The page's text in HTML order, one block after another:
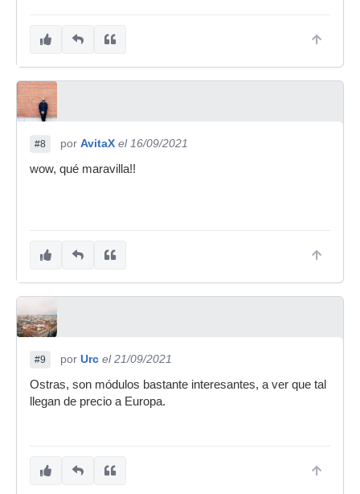
#8 por AvitaX el 16/09/2021
wow, qué maravilla!!
#9 por Urc el 21/09/2021
Ostras, son módulos bastante interesantes, a ver que tal
llegan de precio a Europa.